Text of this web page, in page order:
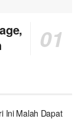
Ini Malah Dapat